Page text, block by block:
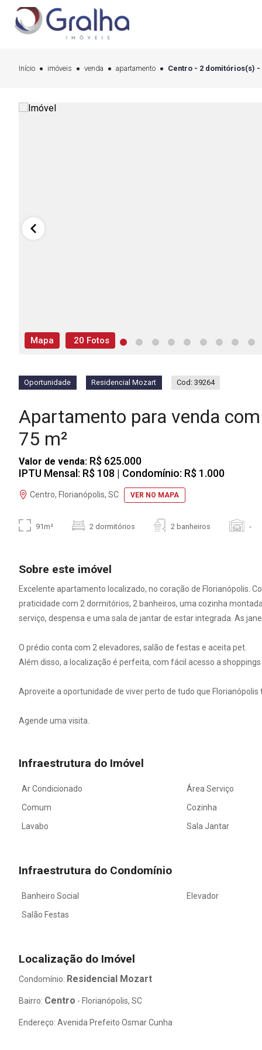
Início imóveis venda apartamento Centro - 2 domitórios(s) -
Mapa 20 Fotos
Oportunidade Residencial Mozart Cod: 39264
Apartamento para venda
75 m²
Valor de venda: R$ 625.000
IPTU Mensal: R$ 108 | Condomínio: R$ 1.000
Centro, Florianópolis, SC VER NO MAPA
91m² 2 dormitórios 2 banheiros -
Sobre este imóvel
Excelente apartamento localizado, no coração de Florianópolis.
praticidade com 2 dormitórios, 2 banheiros, uma cozinha
serviço, despensa e uma sala de jantar de estar integrada. As
O prédio conta com 2 elevadores, salão de festas e aceita pet.
Além disso, a localização é perfeita, com fácil acesso a
Aproveite a oportunidade de viver perto de tudo que
Agende uma visita.
Infraestrutura do Imóvel
Ar Condicionado
Área Serviço
Comum
Cozinha
Lavabo
Sala Jantar
Infraestrutura do Condomínio
Banheiro Social
Elevador
Salão Festas
Localização do Imóvel
Condomínio: Residencial Mozart
Bairro: Centro - Florianópolis, SC
Endereço: Avenida Prefeito Osmar Cunha